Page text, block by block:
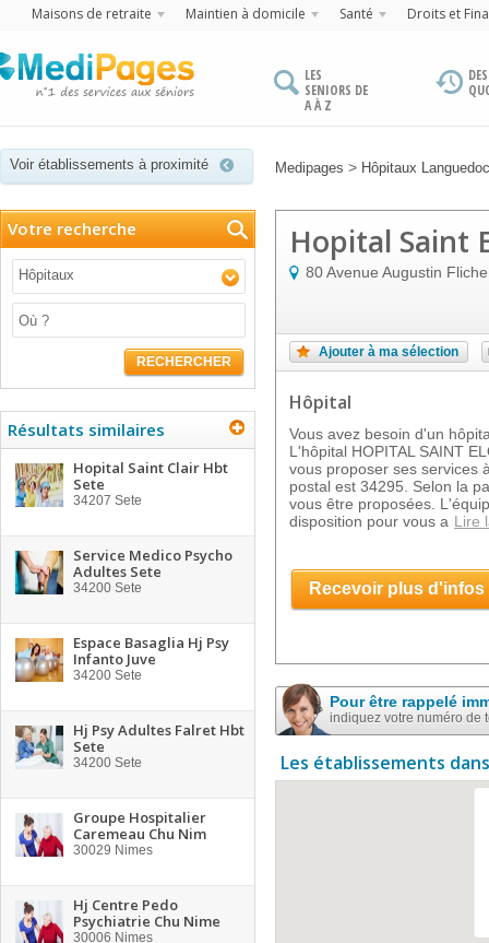
Maisons de retraite Maintien à domicile Santé Droits et
LES
SENIORS DE
A À Z
Voir établissements à proximité Medipages > Hôpitaux
Votre recherche
Hôpitaux
RECHERCHER
Résultats similaires
Hopital Saint Clair Hbt
Sete
34207 Sete
Service Medico Psycho
Adultes Sete
34200 Sete
Espace Basaglia Hj Psy
Infanto Juve
34200 Sete
Hj Psy Adultes Falret Hbt
Sete
34200 Sete
Groupe Hospitalier
Caremeau Chu Nim
30029 Nimes
Hj Centre Pedo
Psychiatrie Chu Nime
30006 Nimes
Hopital Saint
80 Avenue Augustin Fliche
Ajouter à ma sélection
Hôpital
Vous avez besoin d'un
L'hôpital HOPITAL SAINT
vous proposer ses services
postal est 34295. Selon la
vous être proposées.
disposition pour vous a Lire
Recevoir plus d'infos
Pour être rappelé
indiquez votre numéro de
Les établissements